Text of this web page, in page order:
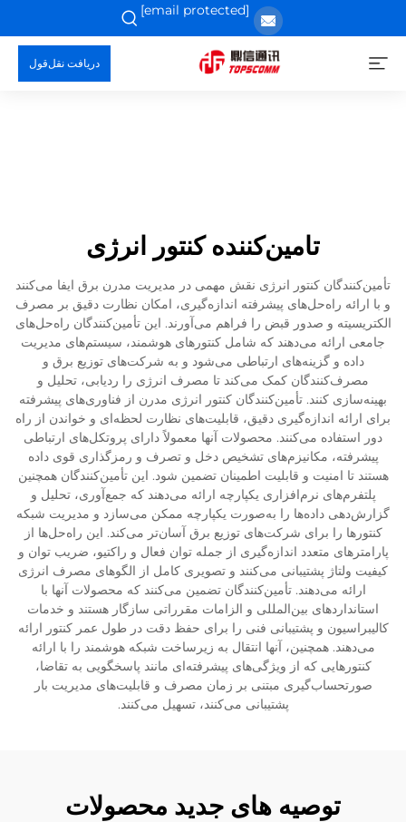
[email protected]
دریافت نقل‌قول
تامین‌کننده کنتور انرژی
تأمین‌کنندگان کنتور انرژی نقش مهمی در مدیریت مدرن برق ایفا می‌کنند
و با ارائه راه‌حل‌های پیشرفته اندازه‌گیری، امکان نظارت دقیق بر مصرف
الکتریسیته و صدور قبض را فراهم می‌آورند. این تأمین‌کنندگان راه‌حل‌های
جامعی ارائه می‌دهند که شامل کنتورهای هوشمند، سیستم‌های مدیریت
داده و گزینه‌های ارتباطی می‌شود و به شرکت‌های توزیع برق و
مصرف‌کنندگان کمک می‌کند تا مصرف انرژی را ردیابی، تحلیل و
بهینه‌سازی کنند. تأمین‌کنندگان کنتور انرژی مدرن از فناوری‌های پیشرفته
برای ارائه اندازه‌گیری دقیق، قابلیت‌های نظارت لحظه‌ای و خواندن از راه
دور استفاده می‌کنند. محصولات آنها معمولاً دارای پروتکل‌های ارتباطی
پیشرفته، مکانیزم‌های تشخیص دخل و تصرف و رمزگذاری قوی داده
هستند تا امنیت و قابلیت اطمینان تضمین شود. این تأمین‌کنندگان همچنین
پلتفرم‌های نرم‌افزاری یکپارچه ارائه می‌دهند که جمع‌آوری، تحلیل و
گزارش‌دهی داده‌ها را به‌صورت یکپارچه ممکن می‌سازد و مدیریت شبکه
کنتورها را برای شرکت‌های توزیع برق آسان‌تر می‌کند. این راه‌حل‌ها از
پارامترهای متعدد اندازه‌گیری از جمله توان فعال و راکتیو، ضریب توان و
کیفیت ولتاژ پشتیبانی می‌کنند و تصویری کامل از الگوهای مصرف انرژی
ارائه می‌دهند. تأمین‌کنندگان تضمین می‌کنند که محصولات آنها با
استانداردهای بین‌المللی و الزامات مقرراتی سازگار هستند و خدمات
کالیبراسیون و پشتیبانی فنی را برای حفظ دقت در طول عمر کنتور ارائه
می‌دهند. همچنین، آنها انتقال به زیرساخت شبکه هوشمند را با ارائه
کنتورهایی که از ویژگی‌های پیشرفته‌ای مانند پاسخگویی به تقاضا،
صورتحساب‌گیری مبتنی بر زمان مصرف و قابلیت‌های مدیریت بار
پشتیبانی می‌کنند، تسهیل می‌کنند.
توصیه های جدید محصولات